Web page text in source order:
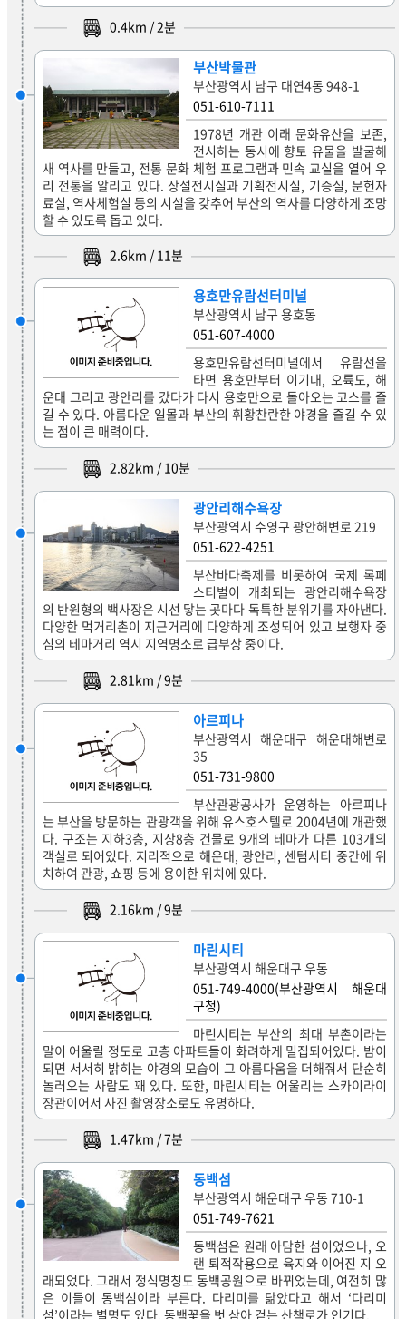
0.4km /2분
부산박물관
부산광역시 남구 대연4동 948-1
051-610-7111
1978년 개관 이래 문화유산을 보존,
전시하는 동시에 향토 유물을 발굴해
새 역사를 만들고, 전통 문화 체험 프로그램과 민속 교실을 열어 우
리 전통을 알리고 있다. 상설전시실과 기획전시실, 기증실, 문헌자
료실, 역사체험실 등의 시설을 갖추어 부산의 역사를 다양하게 조망
할 수 있도록 돕고 있다.
2.6km / 11분
용호만유람선터미널
부산광역시 남구 용호동
051-607-4000
용호만유람선터미널에서 유람선을
타면 용호만부터 이기대, 오륙도, 해
운대 그리고 광안리를 갔다가 다시 용호만으로 돌아오는 코스를 즐
길 수 있다. 아름다운 일몰과 부산의 휘황찬란한 야경을 즐길 수 있
는 점이 큰 매력이다.
2.82km / 10분
광안리해수욕장
부산광역시 수영구 광안해변로 219
051-622-4251
부산바다축제를 비롯하여 국제 록페
스티벌이 개최되는 광안리해수욕장
의 반원형의 백사장은 시선 닿는 곳마다 독특한 분위기를 자아낸다.
다양한 먹거리촌이 지근거리에 다양하게 조성되어 있고 보행자 중
심의 테마거리 역시 지역명소로 급부상 중이다.
2.81km /9분
아르피나
부산광역시 해운대구 해운대해변로
35
051-731-9800
부산관광공사가 운영하는 아르피나
는 부산을 방문하는 관광객을 위해 유스호스텔로 2004년에 개관했
다. 구조는 지하3층, 지상8층 건물로 9개의 테마가 다른 103개의
객실로 되어있다. 지리적으로 해운대, 광안리, 센텀시티 중간에 위
치하여 관광, 쇼핑 등에 용이한 위치에 있다.
2.16km /9분
마린시티
부산광역시 해운대구 우동
051-749-4000(부산광역시 해운대
구청)
마린시티는 부산의 최대 부촌이라는
말이 어울릴 정도로 고층 아파트들이 화려하게 밀집되어있다. 밤이
되면 서서히 밝히는 야경의 모습이 그 아름다움을 더해줘서 단순히
놀러오는 사람도 꽤 있다. 또한, 마린시티는 어울리는 스카이라이
장관이어서 사진 촬영장소로도 유명하다.
1.47km /7분
동백섬
부산광역시 해운대구 우동 710-1
051-749-7621
동백섬은 원래 아담한 섬이었으나, 오
랜 퇴적작용으로 육지와 이어진 지 오
래되었다. 그래서 정식명칭도 동백공원으로 바뀌었는데, 여전히 많
은 이들이 동백섬이라 부른다. 다리미를 닮았다고 해서 ‘다리미
섬’이라는 별명도 있다. 동백꽃을 벗 삼아 걷는 산책로가 인기다.